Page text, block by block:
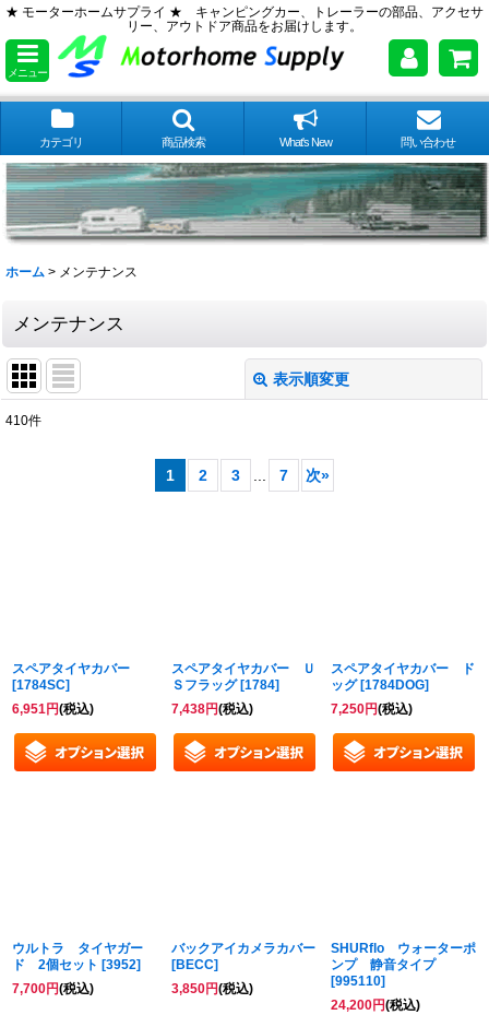
★ モーターホームサプライ ★ キャンピングカー、トレーラーの部品、アクセサ
リー、アウトドア商品をお届けします。
メニュー
カテゴリ 商品検索 What's New 問い合わせ
ホーム > メンテナンス
メンテナンス
表示順変更
410件
1 2 3 ... 7 次»
スペアタイヤカバー
[1784SC]
6,951円(税込)
スペアタイヤカバー Ｕ
Ｓフラッグ [1784]
7,438円(税込)
スペアタイヤカバー ド
ッグ [1784DOG]
7,250円(税込)
ウルトラ タイヤガー
ド 2個セット [3952]
7,700円(税込)
バックアイカメラカバー
[BECC]
3,850円(税込)
SHURflo ウォーターポ
ンプ 静音タイプ
[995110]
24,200円(税込)